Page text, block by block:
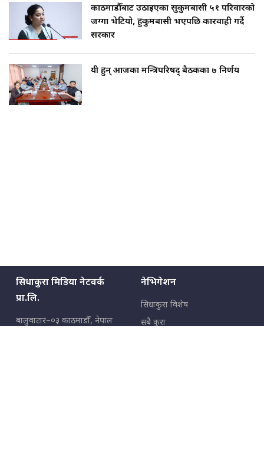
काठमाडौँबाट उठाइएका सुकुमबासी ५१ परिवारको
जग्गा भेटियो, हुकुमबासी भएपछि कारवाही गर्दै
सरकार
यी हुन् आजका मन्त्रिपरिषद् बैठकका ७ निर्णय
सिधाकुरा मिडिया नेटवर्क
प्रा.लि.
बालुवाटार–०३ काठमाडौँ, नेपाल
नेभिगेशन
सिधाकुरा विशेष
सबै कुरा